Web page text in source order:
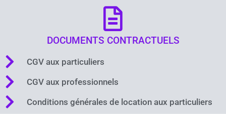
DOCUMENTS CONTRACTUELS
CGV aux particuliers
CGV aux professionnels
Conditions générales de location aux particuliers